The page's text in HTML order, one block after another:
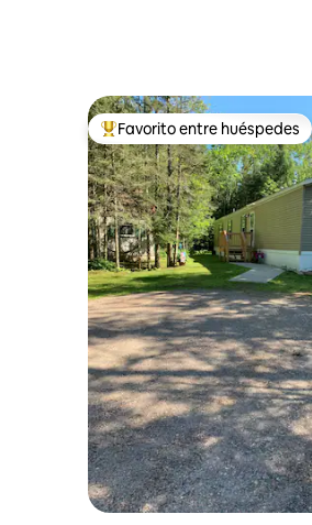
De los mejores en Favorito
Favorito entre huéspedes